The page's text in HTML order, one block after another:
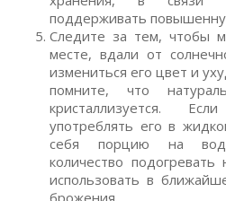
поддерживать
Следите за тем, чтобы
месте, вдали от
измениться его цвет и
помните, что
кристаллизуется.
употреблять его в
себя порцию на
количество
использовать в
брожения.